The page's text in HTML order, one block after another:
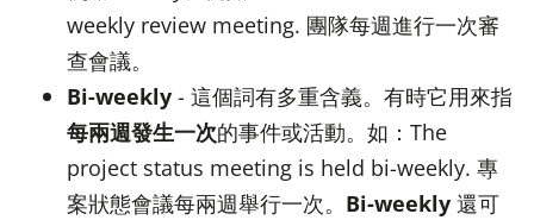
weekly review meeting. 團隊每週進行一次審
查會議。
Bi-weekly - 這個詞有多重含義。有時它用來指
每兩週發生一次的事件或活動。如：The
project status meeting is held bi-weekly. 專
案狀態會議每兩週舉行一次。 Bi-weekly 還可